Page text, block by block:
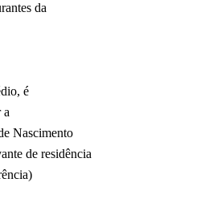
da
é
a
Nascimento
de residência